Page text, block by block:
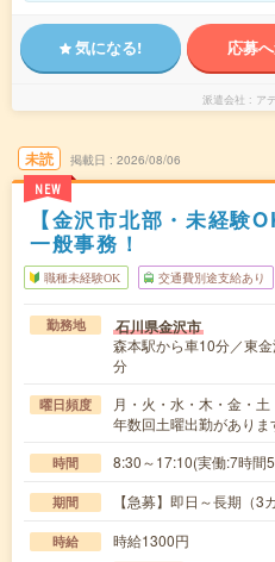
気になる! 応募
派遣会社 ア
未読
NEW
掲載日 2026/08/06
【金沢市北部・未経験
一般事務！
職種未経験OK 交通費別途支給あり
勤務地 石川県金沢市
森本駅から車10分／東
分
曜日頻度
月・火・水・木・金・
年数回土曜出勤がありま
時間 8:30～17:10(実働:7時間
期間 【急募】即日～長期（3
時給 時給1300円